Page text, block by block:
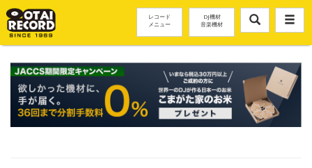
レコード
メニュー
DJ機材
音楽機材